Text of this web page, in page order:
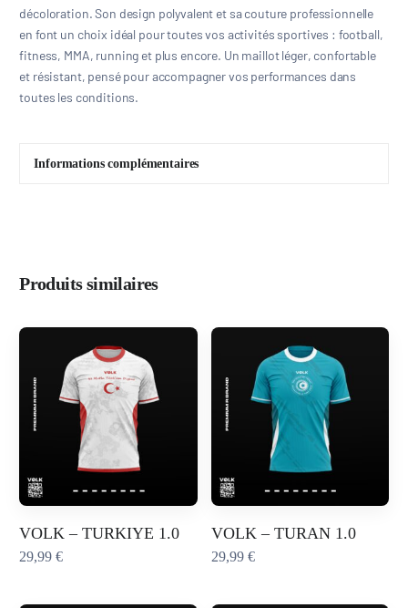
décoloration. Son design polyvalent et sa couture professionnelle
en font un choix idéal pour toutes vos activités sportives : football,
fitness, MMA, running et plus encore. Un maillot léger, confortable
et résistant, pensé pour accompagner vos performances dans
toutes les conditions.
Informations complémentaires
Produits similaires
VOLK – TURKIYE 1.0
29,99€
VOLK – TURAN 1.0
29,99 €